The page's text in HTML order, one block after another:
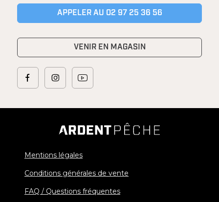
APPELER AU 02 97 25 36 56
VENIR EN MAGASIN
Mentions légales
Conditions générales de vente
FAQ / Questions fréquentes